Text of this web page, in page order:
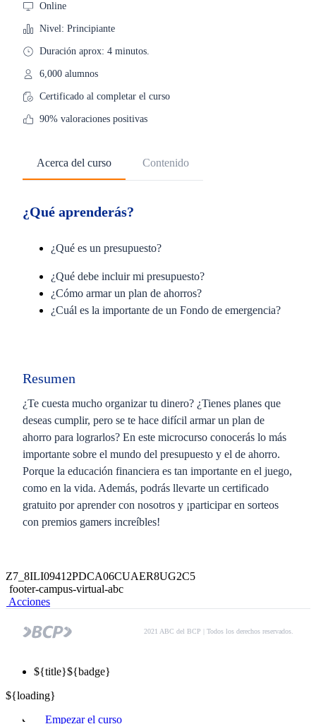
Online
Nivel: Principiante
Duración aprox: 4 minutos.
6,000 alumnos
Certificado al completar el curso
90% valoraciones positivas
Acerca del curso Contenido
¿Qué aprenderás?
¿Qué es un presupuesto?
¿Qué debe incluir mi presupuesto?
¿Cómo armar un plan de ahorros?
¿Cuál es la importante de un Fondo de emergencia?
Resumen
¿Te cuesta mucho organizar tu dinero? ¿Tienes planes que
deseas cumplir, pero se te hace difícil armar un plan de
ahorro para lograrlos? En este microcurso conocerás lo más
importante sobre el mundo del presupuesto y el de ahorro.
Porque la educación financiera es tan importante en el juego,
como en la vida. Además, podrás llevarte un certificado
gratuito por aprender con nosotros y ¡participar en sorteos
con premios gamers increíbles!
Empezar el curso
Z7_8ILI09412PDCA06CUAER8UG2C5
footer-campus-virtual-abc
Acciones
2021 ABC del BCP | Todos los derechos reservados.
${title}${badge}
${loading}